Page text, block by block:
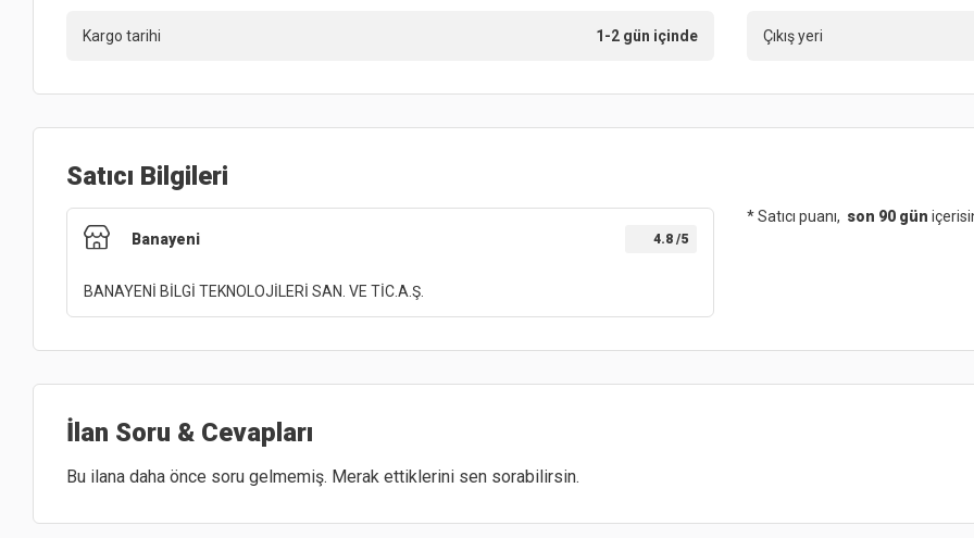
Kargo tarihi 1-2 gün içinde Çıkış yeri
Satıcı Bilgileri
Banayeni 4.8 /5
BANAYENİ BİLGİ TEKNOLOJİLERİ SAN. VE TİC.A.Ş.
* Satıcı puanı, son 90 gün
İlan Soru & Cevapları
Bu ilana daha önce soru gelmemiş. Merak ettiklerini sen sorabilirsin.